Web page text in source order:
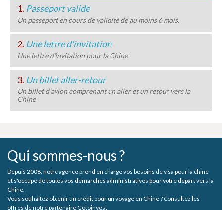
1. Passeport valide
Un passeport en cours de validité de au moins 6 mois.
2. Une lettre d'invitation
Une lettre d’invitation pour la Chine
3. Un billet aller-retour
Un billet d’avion comprenant un aller et un retour vers la
Chine
Qui sommes-nous ?
Depuis 2008, notre agence prend en charge vos besoins de visa pour la chine
et s'occupe de toutes vos démarches administratives pour votre départ vers la
Chine.
Vous souhaitez obtenir un crédit pour un voyage en Chine ? Consultez les
offres de notre partenaire Gotoinvest